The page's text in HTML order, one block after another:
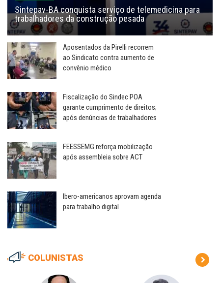
Sintepav-BA conquista serviço de telemedicina para
trabalhadores da construção pesada
Aposentados da Pirelli recorrem
ao Sindicato contra aumento de
convênio médico
Fiscalização do Sindec POA
garante cumprimento de direitos;
após denúncias de trabalhadores
FEESSEMG reforça mobilização
após assembleia sobre ACT
Ibero-americanos aprovam agenda
para trabalho digital
COLUNISTAS